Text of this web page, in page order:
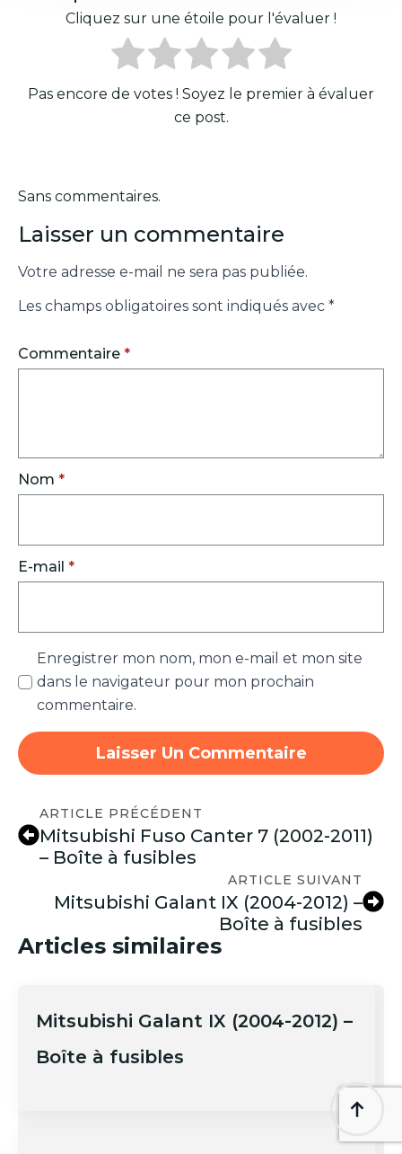
Cliquez sur une étoile pour l'évaluer !
Pas encore de votes ! Soyez le premier à évaluer
ce post.
Sans commentaires.
Laisser un commentaire
Votre adresse e-mail ne sera pas publiée.
Les champs obligatoires sont indiqués avec *
Commentaire *
Nom *
E-mail *
Enregistrer mon nom, mon e-mail et mon site
dans le navigateur pour mon prochain
commentaire.
ARTICLE PRÉCÉDENT
Mitsubishi Fuso Canter 7 (2002-2011)
– Boîte à fusibles
ARTICLE SUIVANT
Mitsubishi Galant IX (2004-2012) –
Boîte à fusibles
Articles similaires
Mitsubishi Galant IX (2004-2012) –
Boîte à fusibles